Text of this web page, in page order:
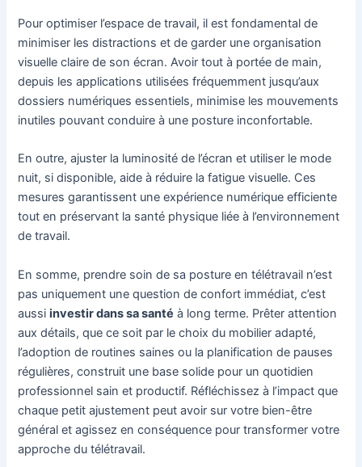
Pour optimiser l’espace de travail, il est fondamental de
minimiser les distractions et de garder une organisation
visuelle claire de son écran. Avoir tout à portée de main,
depuis les applications utilisées fréquemment jusqu’aux
dossiers numériques essentiels, minimise les mouvements
inutiles pouvant conduire à une posture inconfortable.
En outre, ajuster la luminosité de l’écran et utiliser le mode
nuit, si disponible, aide à réduire la fatigue visuelle. Ces
mesures garantissent une expérience numérique efficiente
tout en préservant la santé physique liée à l’environnement
de travail.
En somme, prendre soin de sa posture en télétravail n’est
pas uniquement une question de confort immédiat, c’est
aussiinvestir dans sa santé à long terme. Prêter attention
aux détails, que ce soit par le choix du mobilier adapté,
l’adoption de routines saines ou la planification de pauses
régulières, construit une base solide pour un quotidien
professionnel sain et productif. Réfléchissez à l’impact que
chaque petit ajustement peut avoir sur votre bien-être
général et agissez en conséquence pour transformer votre
approche du télétravail.